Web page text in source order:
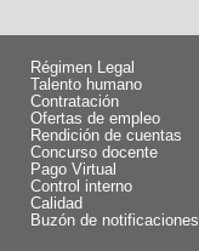
Régimen Legal
Talento humano
Contratación
Ofertas de empleo
Rendición de cuentas
Concurso docente
Pago Virtual
Control interno
Calidad
Buzón de notificaciones